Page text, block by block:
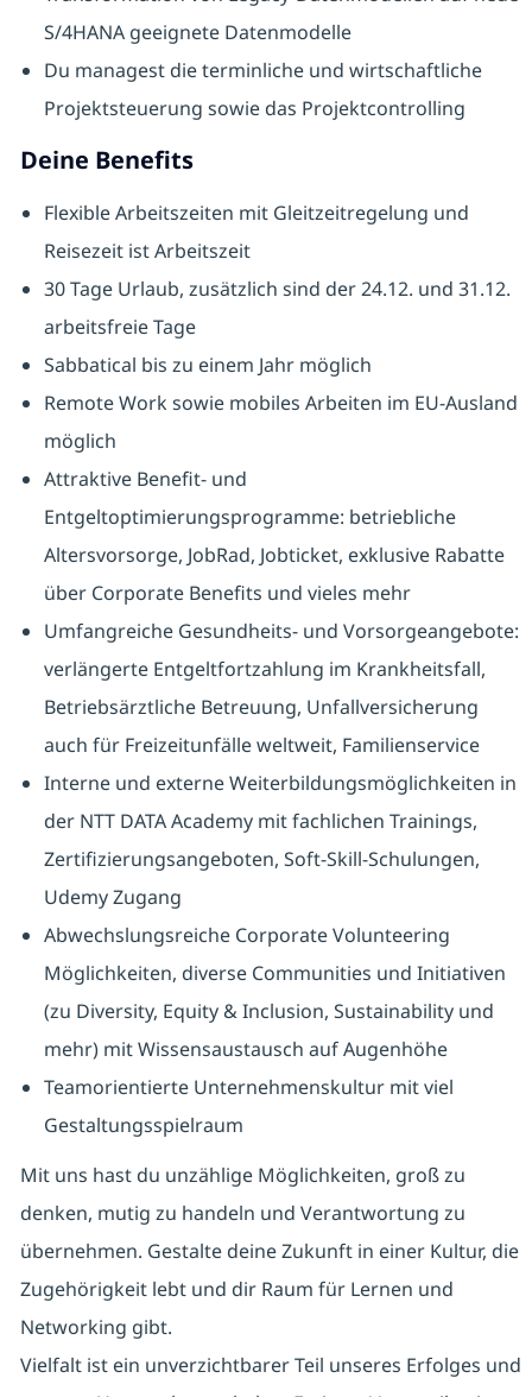
S/4HANA geeignete Datenmodelle
Du managest die terminliche und wirtschaftliche
Projektsteuerung sowie das Projektcontrolling
Deine Benefits
Flexible Arbeitszeiten mit Gleitzeitregelung und
Reisezeit ist Arbeitszeit
30 Tage Urlaub, zusätzlich sind der 24.12. und 31.12.
arbeitsfreie Tage
Sabbatical bis zu einem Jahr möglich
Remote Work sowie mobiles Arbeiten im EU-Ausland
möglich
Attraktive Benefit- und
Entgeltoptimierungsprogramme: betriebliche
Altersvorsorge, JobRad, Jobticket, exklusive Rabatte
über Corporate Benefits und vieles mehr
Umfangreiche Gesundheits- und Vorsorgeangebote:
verlängerte Entgeltfortzahlung im Krankheitsfall,
Betriebsärztliche Betreuung, Unfallversicherung
auch für Freizeitunfälle weltweit, Familienservice
Interne und externe Weiterbildungsmöglichkeiten in
der NTT DATA Academy mit fachlichen Trainings,
Zertifizierungsangeboten, Soft-Skill-Schulungen,
Udemy Zugang
Abwechslungsreiche Corporate Volunteering
Möglichkeiten, diverse Communities und Initiativen
(zu Diversity, Equity & Inclusion, Sustainability und
mehr) mit Wissensaustausch auf Augenhöhe
Teamorientierte Unternehmenskultur mit viel
Gestaltungsspielraum
Mit uns hast du unzählige Möglichkeiten, groß zu
denken, mutig zu handeln und Verantwortung zu
übernehmen. Gestalte deine Zukunft in einer Kultur, die
Zugehörigkeit lebt und dir Raum für Lernen und
Networking gibt.
Vielfalt ist ein unverzichtbarer Teil unseres Erfolges und